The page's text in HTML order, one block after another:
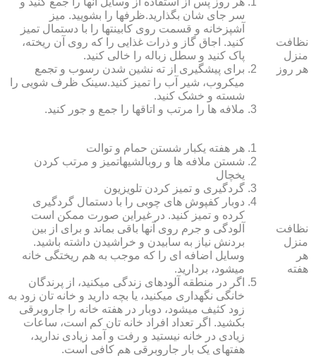
نظافت
منزل
هر روز
سر جای شان بگذارید.ظرف‏ها را بشویید. میز
آشپزخانه و قسمت روی کابینت‏ها را با دستمال تمیز
کنید. اجاق گاز و ذرات غذایی را که روی آن ریخته،
پاک کنید و سطل زباله را خالی کنید.
برای پیشگیری از ته نشین شدن رسوب و تجمع
میکروب، شیر آب را تمیز کنید.سینک ظرف شویی را
شسته و خشک کنید.
ملافه‏ ها را مرتب و اتاق‏ها را جمع و جور کنید.
نظافت
منزل
هر
هفته
هر هفته یکبار شستن حمام و توالت
شستن ملافه‏ ها و روبالشی‎هاتمیز و مرتب کردن
یخچال
گردگیری و تمیز کردن تلویزیون
دوبار کفپوش‏ های چوبی را با دستمال گردگیری
کرده و تمیز کنید. در غیراین صورت ممکن است
آلودگی و جرم روی آنها باقی بماند و برای از بین
بردنش نیاز به سابیدن و خراشیدن داشته باشید.
وسایل اضافه ای را که موجب به هم ریختگی خانه
می‏شود، بردارید.
اگر در منطقه آلوده‏ای زندگی می‏کنید، از پرندگان
خانگی نگهداری می‏کنید، یا بچه دارید و خانه‏ تان زود به
زود کثیف می‏شود، دوبار در هفته خانه را جاروبرقی
بکشید. اگر تعداد افراد خانه ‏تان کم است، ساعات
زیادی در خانه نیستید و رفت و آمد زیادی ندارید،
هفته‏ای یک بار جاروبرقی هم کافی است.